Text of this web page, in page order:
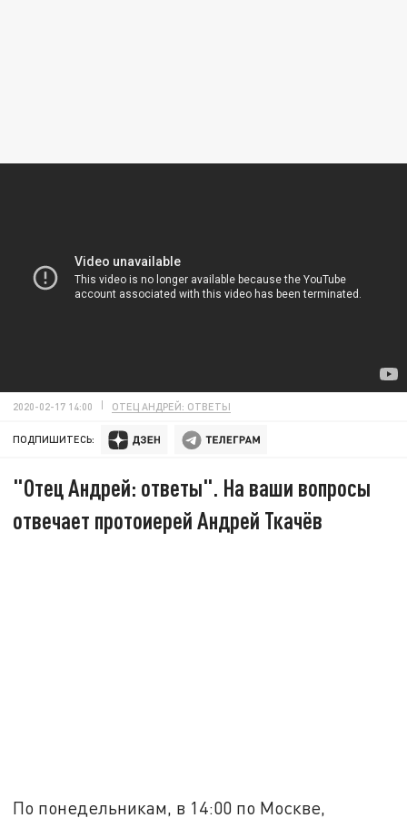
2020-02-17 14:00 ОТЕЦ АНДРЕЙ: ОТВЕТЫ
ПОДПИШИТЕСЬ:
"Отец Андрей: ответы". На ваши вопросы
отвечает протоиерей Андрей Ткачёв
По понедельникам, в 14:00 по Москве,